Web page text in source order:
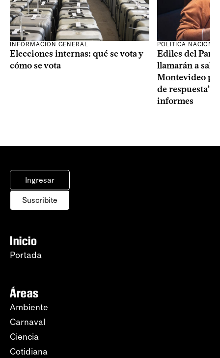
INFORMACIÓN GENERAL
Elecciones internas: qué se vota y
cómo se vota
POLÍTICA
Ediles del
llamarán a sala
Montevideo
de respuesta”
informes
Ingresar
Suscribite
Inicio
Portada
Áreas
Ambiente
Carnaval
Ciencia
Cotidiana